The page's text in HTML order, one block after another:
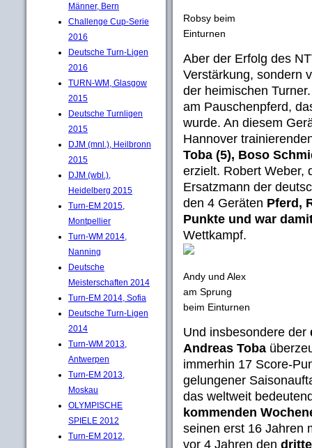
Männer, Bern
Challenge Cup-Serie
2016
Deutsche Turn-Ligen
2016
TURN-WM, Glasgow
2015
Deutsche Turnligen
2015
DJM (mnl.), Heilbronn
2015
DJM (wbl.),
Heidelberg 2015
Turn-EM 2015,
Montpellier
Turn-WM 2014,
Nanning
Deutsche
Meisterschaften 2014
Turn-EM 2014, Sofia
Deutsche Turn-Ligen
2014
Turn-WM 2013,
Antwerpen
Turn-EM 2013,
Moskau
OLYMPISCHE
SPIELE 2012
Turn-EM 2012,
Robsy beim
Einturnen
Aber der Erfolg des
Verstärkung, sondern
der heimischen
am Pauschenpferd,
wurde. An diesem
Hannover
Toba (5), Boso
erzielt. Robert Weber,
Ersatzmann der
den 4 Geräten Pferd,
Punkte und war
Wettkampf.
Andy und Alex
am Sprung
beim Einturnen
Und insbesondere der
Andreas Toba
immerhin 17 Score-
gelungener
das weltweit
kommenden
seinen erst 16 Jahren
vor 4 Jahren den